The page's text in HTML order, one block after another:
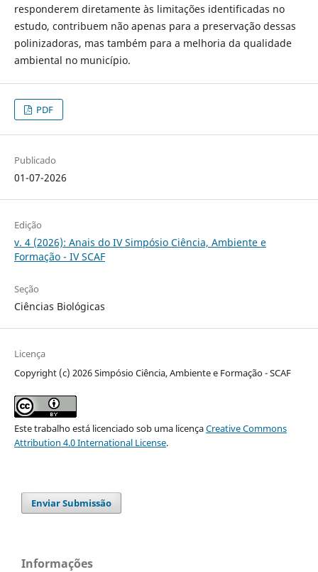
responderem diretamente às limitações identificadas no
estudo, contribuem não apenas para a preservação dessas
polinizadoras, mas também para a melhoria da qualidade
ambiental no município.
PDF
Publicado
01-07-2026
Edição
v. 4 (2026): Anais do IV Simpósio Ciência, Ambiente e
Formação - IV SCAF
Seção
Ciências Biológicas
Licença
Copyright (c) 2026 Simpósio Ciência, Ambiente e Formação - SCAF
Este trabalho está licenciado sob uma licençaCreative Commons
Attribution 4.0 International License.
Enviar Submissão
Informações